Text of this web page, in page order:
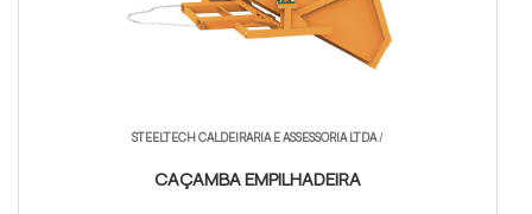
STEELTECH CALDEIRARIA E ASSESSORIA LTDA/
CAÇAMBA EMPILHADEIRA